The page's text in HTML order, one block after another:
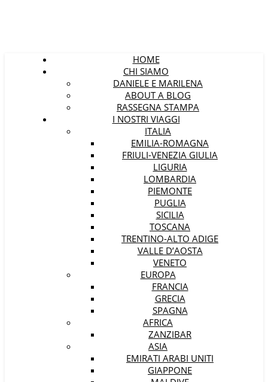
HOME
CHI SIAMO
DANIELE E MARILENA
ABOUT A BLOG
RASSEGNA STAMPA
I NOSTRI VIAGGI
ITALIA
EMILIA-ROMAGNA
FRIULI-VENEZIA GIULIA
LIGURIA
LOMBARDIA
PIEMONTE
PUGLIA
SICILIA
TOSCANA
TRENTINO-ALTO ADIGE
VALLE D’AOSTA
VENETO
EUROPA
FRANCIA
GRECIA
SPAGNA
AFRICA
ZANZIBAR
ASIA
EMIRATI ARABI UNITI
GIAPPONE